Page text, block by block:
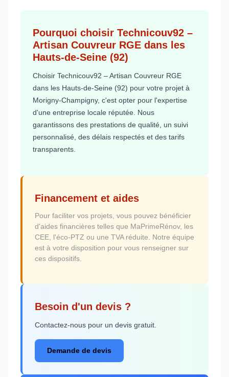
Pourquoi choisir Technicouv92 –
Artisan Couvreur RGE dans les
Hauts-de-Seine (92)
Choisir Technicouv92 – Artisan Couvreur RGE
dans les Hauts-de-Seine (92) pour votre projet à
Morigny-Champigny, c'est opter pour l'expertise
d'une entreprise locale réputée. Nous
garantissons des prestations de qualité, un suivi
personnalisé, des délais respectés et des tarifs
transparents.
Financement et aides
Pour faciliter vos projets, vous pouvez bénéficier
d'aides financières telles que MaPrimeRénov, les
CEE, l'éco-PTZ ou une TVA réduite. Notre équipe
est à votre disposition pour vous renseigner sur
ces dispositifs.
Besoin d'un devis ?
Contactez-nous pour un devis gratuit.
Demande de devis